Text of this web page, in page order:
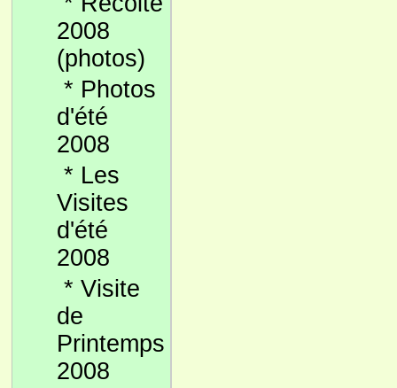
2008
(photos)
* Photos
d'été
2008
* Les
Visites
d'été
2008
* Visite
de
Printemps
2008